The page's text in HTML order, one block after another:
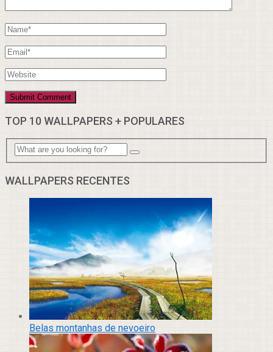
TOP 10 WALLPAPERS + POPULARES
WALLPAPERS RECENTES
Belas montanhas de nevoeiro